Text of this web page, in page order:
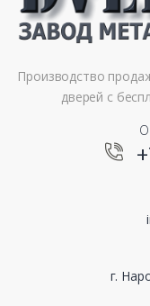
Производство
дверей с
г.